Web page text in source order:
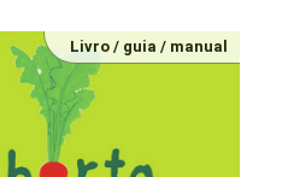
Livro / guia / manual